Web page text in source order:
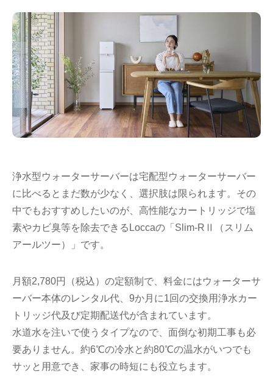
浄水型ウォーターサーバーは宅配型ウォーターサーバー
に比べるとまだ数が少なく、選択肢は限られます。その
中でもおすすめしたいのが、高性能なカートリッジで塩
素やカビ臭等を除去できるLoccaの「Slim-RⅡ（スリム
アールツー）」です。
月額2,780円（税込）の定額制で、料金にはウォーターサ
ーバー本体のレンタル代、9か月に1回の交換用浄水カー
トリッジ代及び定期配送代が含まれています。
水道水を注いで使うタイプなので、面倒な初期工事も必
要ありません。約6℃の冷水と約80℃の温水がいつでも
サッと用意でき、家事の時短にも役立ちます。